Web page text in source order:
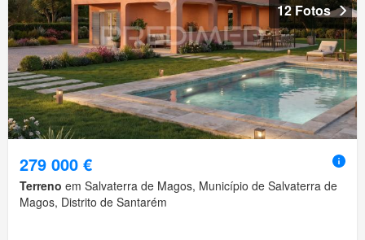
12 Fotos
279 000 €
Terreno em Salvaterra de Magos, Município de Salvaterra de
Magos, Distrito de Santarém